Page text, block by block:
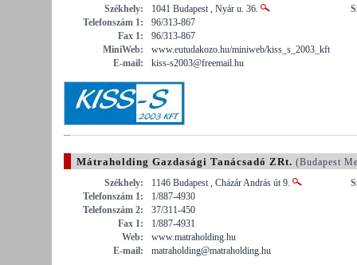
Székhely:
1041 Budapest , Nyár u. 36.
Telefonszám 1:
96/313-867
Fax 1:
96/313-867
MiniWeb:
www.eutudakozo.hu/miniweb/kiss_s_2003_kft
E-mail:
kiss-s2003@freemail.hu
Mátraholding Gazdasági Tanácsadó ZRt. (Budapest
Székhely:
1146 Budapest , Cházár András út 9.
Telefonszám 1:
1/887-4930
Telefonszám 2:
37/311-450
Fax 1:
1/887-4931
Web:
www.matraholding.hu
E-mail:
matraholding@matraholding.hu